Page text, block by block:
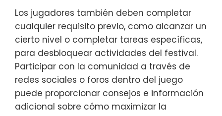
Los jugadores también deben completar
cualquier requisito previo, como alcanzar un
cierto nivel o completar tareas específicas,
para desbloquear actividades del festival.
Participar con la comunidad a través de
redes sociales o foros dentro del juego
puede proporcionar consejos e información
adicional sobre cómo maximizar la